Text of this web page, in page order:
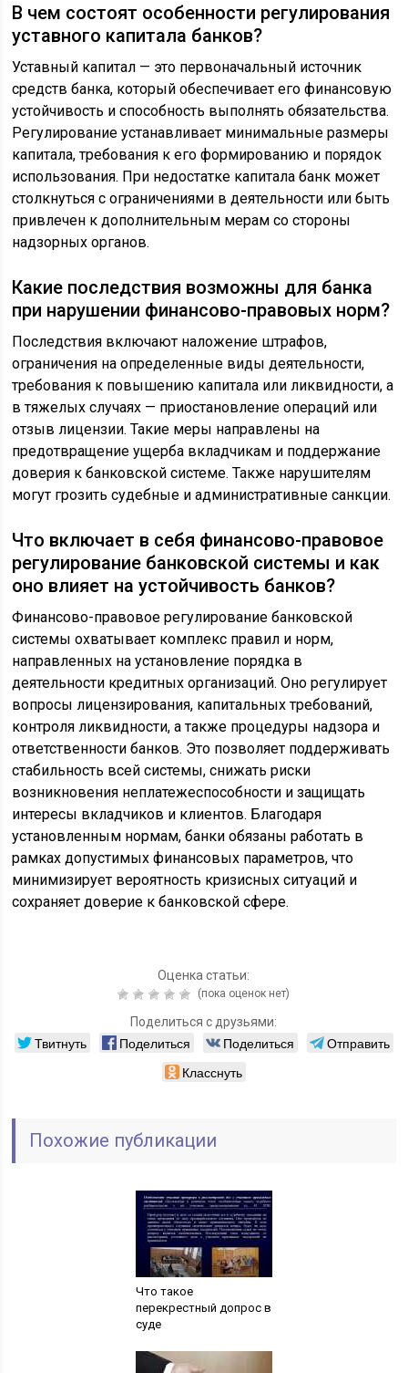
В чем состоят особенности регулирования
уставного капитала банков?
Уставный капитал — это первоначальный источник
средств банка, который обеспечивает его финансовую
устойчивость и способность выполнять обязательства.
Регулирование устанавливает минимальные размеры
капитала, требования к его формированию и порядок
использования. При недостатке капитала банк может
столкнуться с ограничениями в деятельности или быть
привлечен к дополнительным мерам со стороны
надзорных органов.
Какие последствия возможны для банка
при нарушении финансово-правовых норм?
Последствия включают наложение штрафов,
ограничения на определенные виды деятельности,
требования к повышению капитала или ликвидности, а
в тяжелых случаях — приостановление операций или
отзыв лицензии. Такие меры направлены на
предотвращение ущерба вкладчикам и поддержание
доверия к банковской системе. Также нарушителям
могут грозить судебные и административные санкции.
Что включает в себя финансово-правовое
регулирование банковской системы и как
оно влияет на устойчивость банков?
Финансово-правовое регулирование банковской
системы охватывает комплекс правил и норм,
направленных на установление порядка в
деятельности кредитных организаций. Оно регулирует
вопросы лицензирования, капитальных требований,
контроля ликвидности, а также процедуры надзора и
ответственности банков. Это позволяет поддерживать
стабильность всей системы, снижать риски
возникновения неплатежеспособности и защищать
интересы вкладчиков и клиентов. Благодаря
установленным нормам, банки обязаны работать в
рамках допустимых финансовых параметров, что
минимизирует вероятность кризисных ситуаций и
сохраняет доверие к банковской сфере.
Оценка статьи:
(пока оценок нет)
Поделиться с друзьями:
Твитнуть Поделиться Поделиться
Отправить
Класснуть
Похожие публикации
Что такое
перекрестный допрос в
суде